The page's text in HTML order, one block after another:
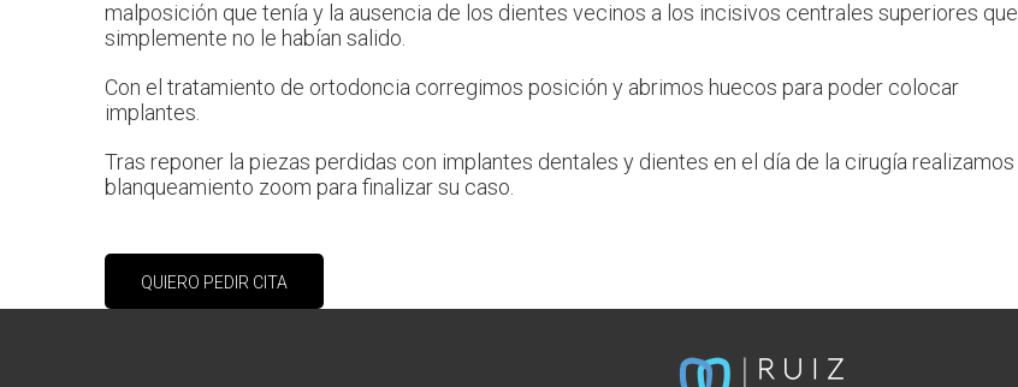
malposición que tenía y la ausencia de los dientes vecinos a los incisivos centrales superiores que
simplemente no le habían salido.
Con el tratamiento de ortodoncia corregimos posición y abrimos huecos para poder colocar
implantes.
Tras reponer la piezas perdidas con implantes dentales y dientes en el día de la cirugía realizamos
blanqueamiento zoom para finalizar su caso.
QUIERO PEDIR CITA